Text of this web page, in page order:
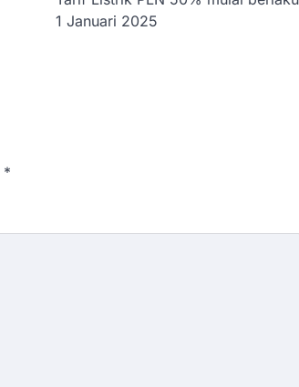
1 Januari 2025
*